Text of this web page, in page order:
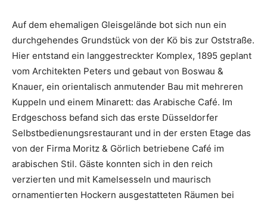
Auf dem ehemaligen Gleisgelände bot sich nun ein
durchgehendes Grundstück von der Kö bis zur Oststraße.
Hier entstand ein langgestreckter Komplex, 1895 geplant
vom Architekten Peters und gebaut von Boswau &
Knauer, ein orientalisch anmutender Bau mit mehreren
Kuppeln und einem Minarett: das Arabische Café. Im
Erdgeschoss befand sich das erste Düsseldorfer
Selbstbedienungsrestaurant und in der ersten Etage das
von der Firma Moritz & Görlich betriebene Café im
arabischen Stil. Gäste konnten sich in den reich
verzierten und mit Kamelsesseln und maurisch
ornamentierten Hockern ausgestatteten Räumen bei